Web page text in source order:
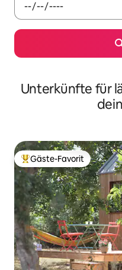
Unterkünfte für
Beliebter Gäste-Favorit.
Gäste-Favorit